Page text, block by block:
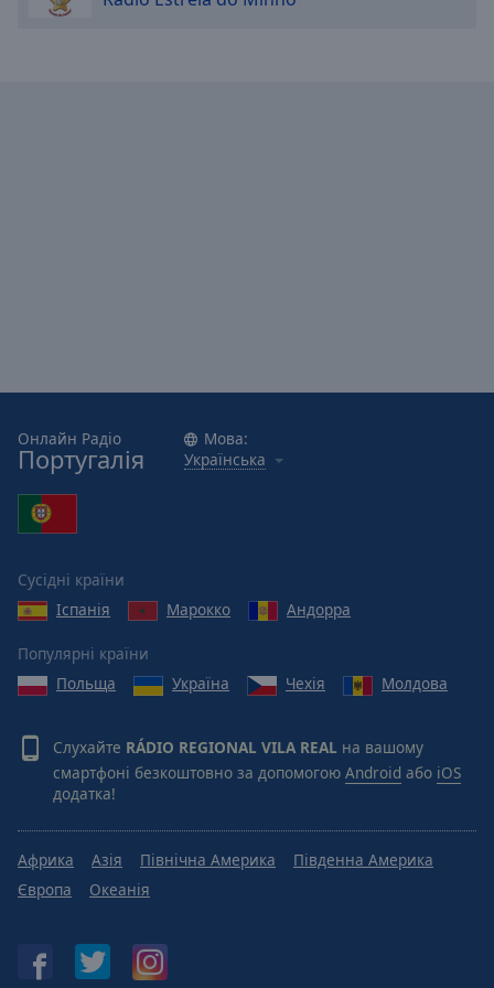
Family
Reset
Done
Dialog
End
dialog
window.
Онлайн Радіо
Португалія
Мова:
Українська
Сусідні країни
Іспанія
Марокко Андорра
Популярні країни
Польща
Україна Чехія Молдова
Слухайте RÁDIO REGIONAL VILA REAL на вашому
смартфоні безкоштовно за допомогою Android або iOS
додатка!
Африка Азія Північна Америка
Південна Америка
Європа
Океанія